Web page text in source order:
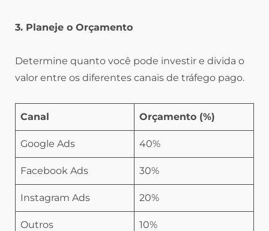
3. Planeje o Orçamento
Determine quanto você pode investir e divida o
valor entre os diferentes canais de tráfego pago.
Canal Orçamento (%)
Google Ads 40%
Facebook Ads 30%
Instagram Ads 20%
Outros 10%